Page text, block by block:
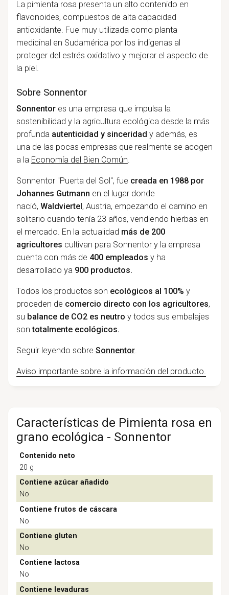
La pimienta rosa presenta un alto contenido en
flavonoides, compuestos de alta capacidad
antioxidante. Fue muy utilizada como planta
medicinal en Sudamérica por los índigenas al
proteger del estrés oxidativo y mejorar el aspecto de
la piel.
Sobre Sonnentor
Sonnentor es una empresa que impulsa la
sostenibilidad y la agricultura ecológica desde la más
profunda autenticidad y sinceridad y además, es
una de las pocas empresas que realmente se acogen
a la Economía del Bien Común.
Sonnentor "Puerta del Sol", fue creada en 1988 por
Johannes Gutmann en el lugar donde
nació, Waldviertel, Austria, empezando el camino en
solitario cuando tenía 23 años, vendiendo hierbas en
el mercado. En la actualidad más de 200
agricultores cultivan para Sonnentor y la empresa
cuenta con más de 400 empleados y ha
desarrollado ya 900 productos.
Todos los productos son ecológicos al 100% y
proceden de comercio directo con los agricultores,
su balance de CO2 es neutro y todos sus embalajes
son totalmente ecológicos.
Seguir leyendo sobre Sonnentor.
Aviso importante sobre la información del producto.
Características de Pimienta rosa en
grano ecológica - Sonnentor
Contenido neto
20 g
Contiene azúcar añadido
No
Contiene frutos de cáscara
No
Contiene gluten
No
Contiene lactosa
No
Contiene levaduras